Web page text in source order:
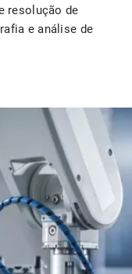
resolução de
e análise de